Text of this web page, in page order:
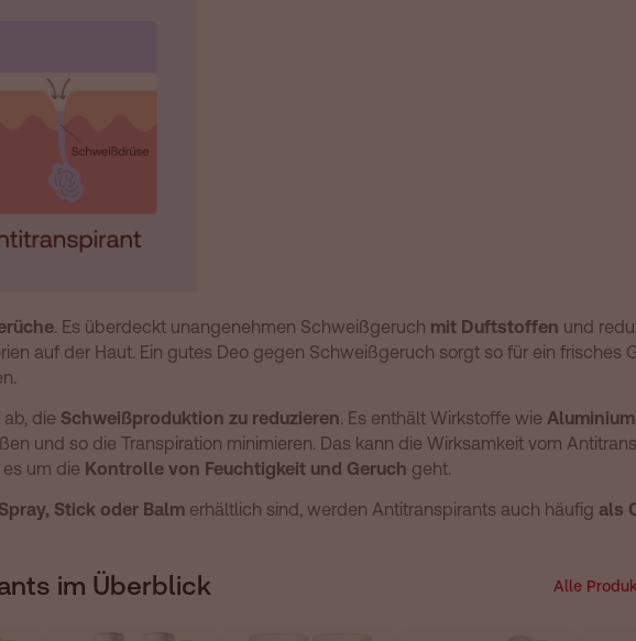
. Es überdeckt unangenehmen Schweißgeruch mit Duftstoffen und
auf der Haut. Ein gutes Deo gegen Schweißgeruch sorgt so für ein frisches
die Schweißproduktion zu reduzieren. Es enthält Wirkstoffe wie
und so die Transpiration minimieren. Das kann die Wirksamkeit vom
um die Kontrolle von Feuchtigkeit und Geruch geht.
Stick oder Balm erhältlich sind, werden Antitranspirants auch häufig als
im Überblick Alle